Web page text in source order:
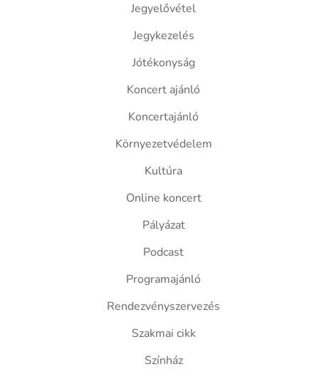
Jegyelővétel
Jegykezelés
Jótékonyság
Koncert ajánló
Koncertajánló
Környezetvédelem
Kultúra
Online koncert
Pályázat
Podcast
Programajánló
Rendezvényszervezés
Szakmai cikk
Színház